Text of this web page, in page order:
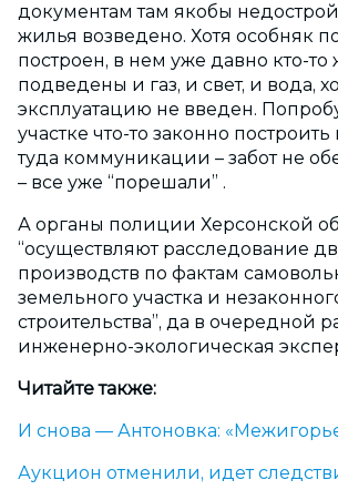
документам там якобы
жилья возведено. Хотя особняк
построен, в нем уже давно кто-то
подведены и газ, и свет, и вода,
эксплуатацию не введен.
участке что-то законно
туда коммуникации – забот не
– все уже “порешали” .
А органы полиции Херсонской
“осуществляют расследование
производств по фактам
земельного участка и
строительства”, да в очередной
инженерно-экологическая
Читайте также:
И снова — Антоновка:
Аукцион отменили, идет